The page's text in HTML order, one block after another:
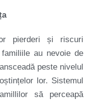
pierderi și riscuri
au nevoie de
peste nivelul
lor. Sistemul
să perceapă